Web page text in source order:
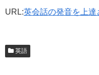
URL:英会話の発音を上
英語